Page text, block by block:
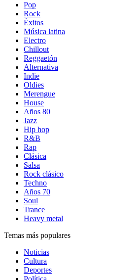
Pop
Rock
Éxitos
Música latina
Electro
Chillout
Reggaetón
Alternativa
Indie
Oldies
Merengue
House
Años 80
Jazz
Hip hop
R&B
Rap
Clásica
Salsa
Rock clásico
Techno
Años 70
Soul
Trance
Heavy metal
Temas más populares
Noticias
Cultura
Deportes